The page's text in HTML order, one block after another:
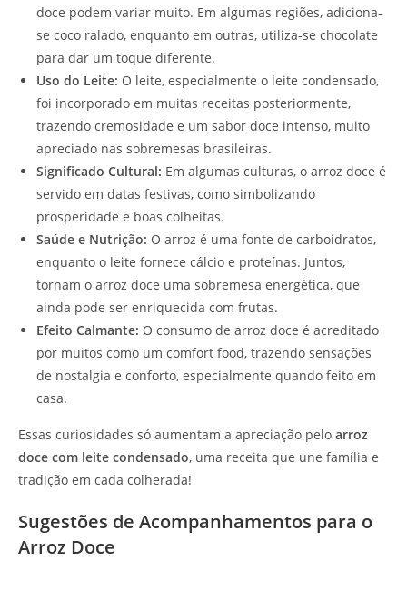
doce podem variar muito. Em algumas regiões, adiciona-
se coco ralado, enquanto em outras, utiliza-se chocolate
para dar um toque diferente.
Uso do Leite: O leite, especialmente o leite condensado,
foi incorporado em muitas receitas posteriormente,
trazendo cremosidade e um sabor doce intenso, muito
apreciado nas sobremesas brasileiras.
Significado Cultural: Em algumas culturas, o arroz doce é
servido em datas festivas, como simbolizando
prosperidade e boas colheitas.
Saúde e Nutrição: O arroz é uma fonte de carboidratos,
enquanto o leite fornece cálcio e proteínas. Juntos,
tornam o arroz doce uma sobremesa energética, que
ainda pode ser enriquecida com frutas.
Efeito Calmante: O consumo de arroz doce é acreditado
por muitos como um comfort food, trazendo sensações
de nostalgia e conforto, especialmente quando feito em
casa.
Essas curiosidades só aumentam a apreciação pelo arroz
doce com leite condensado, uma receita que une família e
tradição em cada colherada!
Sugestões de Acompanhamentos para o
Arroz Doce